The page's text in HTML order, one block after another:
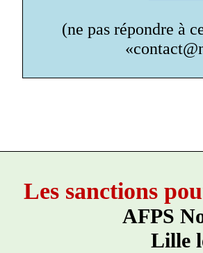
(ne pas répondre à
Les sanctions
AFPS
Lille